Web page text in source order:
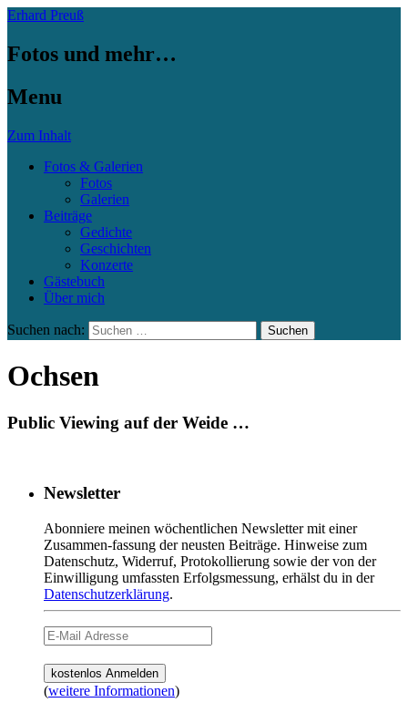
Erhard Preuß
Fotos und mehr…
Menu
Zum Inhalt
Fotos & Galerien
Fotos
Galerien
Beiträge
Gedichte
Geschichten
Konzerte
Gästebuch
Über mich
Suchen nach:
Ochsen
Public Viewing auf der Weide …
Newsletter
Abonniere meinen wöchentlichen Newsletter mit einer
Zusammen-fassung der neusten Beiträge. Hinweise zum
Datenschutz, Widerruf, Protokollierung sowie der von der
Einwilligung umfassten Erfolgsmessung, erhälst du in der
Datenschutzerklärung.
(weitere Informationen)